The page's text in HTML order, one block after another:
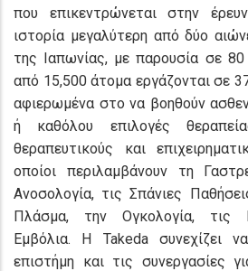
που επικεντρώνεται στην
ιστορία μεγαλύτερη από δύο
της Ιαπωνίας, με παρουσία σε
από 15,500 άτομα εργάζονται σε
αφιερωμένα στο να βοηθούν
ή καθόλου επιλογές
θεραπευτικούς και
οποίοι περιλαμβάνουν τη
Ανοσολογία, τις Σπάνιες
Πλάσμα, την Ογκολογία, τις
Εμβόλια. Η Takeda συνεχίζει
επιστήμη και τις συνεργασίες